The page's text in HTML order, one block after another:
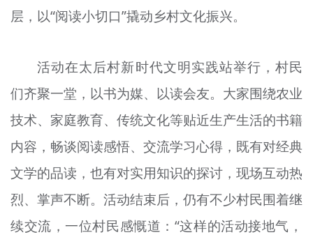
文明评论
宣传思想文化人才
专题
资料库
+
层，以“阅读小切口”撬动乡村文化振兴。
活动在太后村新时代文明实践站举行，村民
们齐聚一堂，以书为媒、以读会友。大家围绕农业
技术、家庭教育、传统文化等贴近生产生活的书籍
内容，畅谈阅读感悟、交流学习心得，既有对经典
文学的品读，也有对实用知识的探讨，现场互动热
烈、掌声不断。活动结束后，仍有不少村民围着继
续交流，一位村民感慨道：“这样的活动接地气，